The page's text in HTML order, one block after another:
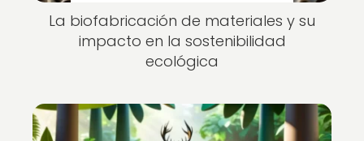
La biofabricación de materiales y su
impacto en la sostenibilidad
ecológica